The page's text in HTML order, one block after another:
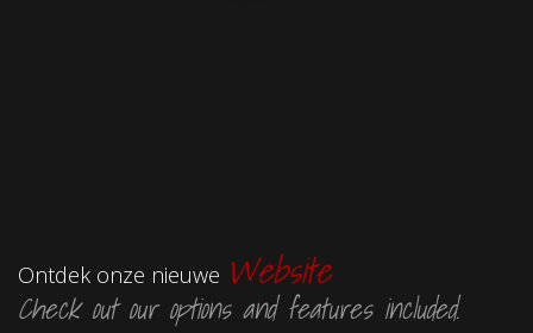
Ontdek onze nieuwe Website
Check out our options and features included.